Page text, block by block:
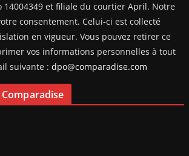
14004349 et filiale du courtier April. Notre
consentement. Celui-ci est collecté
en vigueur. Vous pouvez retirer ce
vos informations personnelles à tout
suivante : dpo@comparadise.com